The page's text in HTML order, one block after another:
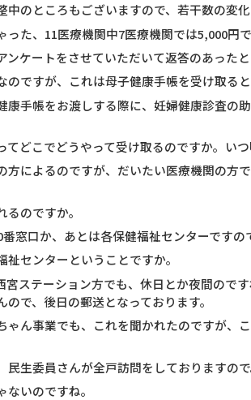
中のところもございますので、若干数の変化
った、11医療機関中7医療機関では5,000円
ンケートをさせていただいて返答のあったと
のですが、これは母子健康手帳を受け取る
康手帳をお渡しする際に、妊婦健康診査の
どこでどうやって受け取るのですか。いつ
方によるのですが、だいたい医療機関の方
のですか。
窓口か、あとは各保健福祉センターですの
センターということですか。
宮ステーション方でも、休日とか夜間ので
で、後日の郵送となっております。
ゃん事業でも、これを聞かれたのですが、
民生委員さんが全戸訪問をしておりますので
いのですね。